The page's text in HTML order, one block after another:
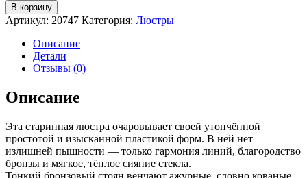
В корзину
Артикул: 20747 Категория: Люстры
Описание
Детали
Отзывы (0)
Описание
Эта старинная люстра очаровывает своей утончённой
простотой и изысканной пластикой форм. В ней нет
излишней пышности — только гармония линий, благородство
бронзы и мягкое, тёплое сияние стекла.
Тонкий бронзовый стоян венчают ажурные, словно кованые,